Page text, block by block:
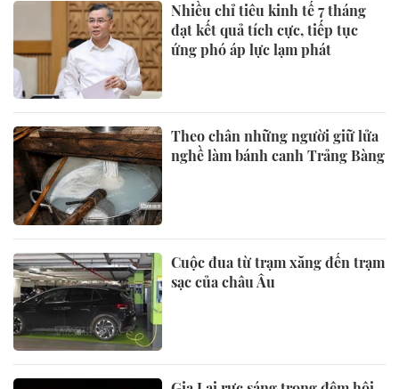
Nhiều chỉ tiêu kinh tế 7 tháng
đạt kết quả tích cực, tiếp tục
ứng phó áp lực lạm phát
Theo chân những người giữ lửa
nghề làm bánh canh Trảng Bàng
Cuộc đua từ trạm xăng đến trạm
sạc của châu Âu